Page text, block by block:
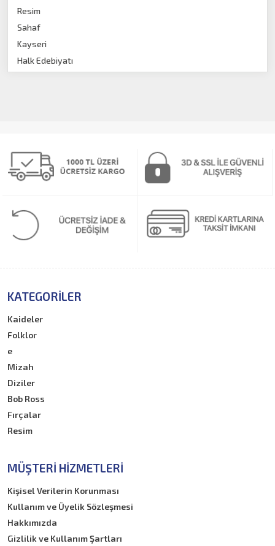
Resim
Sahaf
Kayseri
Halk Edebiyatı
Ansiklopedi
Edebiyat
Karikatür
Felsefe
Heykel
Araştırma-İnceleme
Resim
Eğlence-Mizah
Hoby&Craft
Sticker&Stencil
Kırtasiye Malzemeleri
Kalemler
Gravür
KATEGORILER
Kaideler
Folklor
e
Mizah
Diziler
Bob Ross
Fırçalar
Resim
MÜŞTERI HIZMETLERI
Kişisel Verilerin Korunması
Kullanım ve Üyelik Sözleşmesi
Hakkımızda
Gizlilik ve Kullanım Şartları